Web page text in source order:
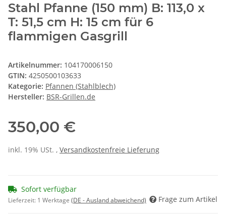
Stahl Pfanne (150 mm) B: 113,0 x
T: 51,5 cm H: 15 cm für 6
flammigen Gasgrill
Artikelnummer: 104170006150
GTIN: 4250500103633
Kategorie: Pfannen (Stahlblech)
Hersteller: BSR-Grillen.de
350,00 €
inkl. 19% USt. , Versandkostenfreie Lieferung
Sofort verfügbar
Lieferzeit: 1 Werktage (DE - Ausland abweichend) Frage zum Artikel